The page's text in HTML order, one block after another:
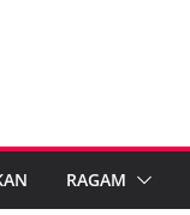
RAGAM